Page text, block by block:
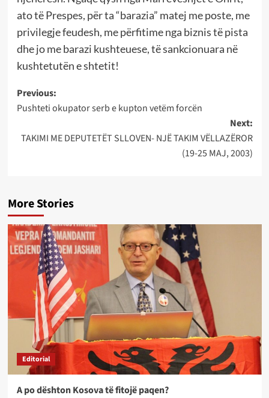
ato të Prespes, për ta “barazia” matej me poste, me
privilegje feudesh, me përfitime nga biznis të pista
dhe jo me barazi kushteuese, të sankcionuara në
kushtetutën e shtetit!
Post
navigation
Previous:
Pushteti okupator serb e kupton vetëm forcën
Next:
TAKIMI ME DEPUTETËT SLLOVEN- NJË TAKIM VËLLAZËROR
(19-25 MAJ, 2003)
More Stories
Editorial
A po dështon Kosova të fitojë paqen?